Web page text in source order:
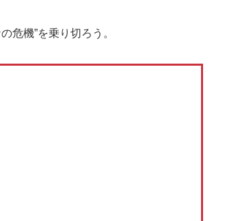
危機”を乗り切ろう。